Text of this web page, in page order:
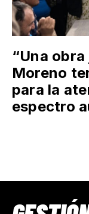
“Una
Moreno
para la
espectro